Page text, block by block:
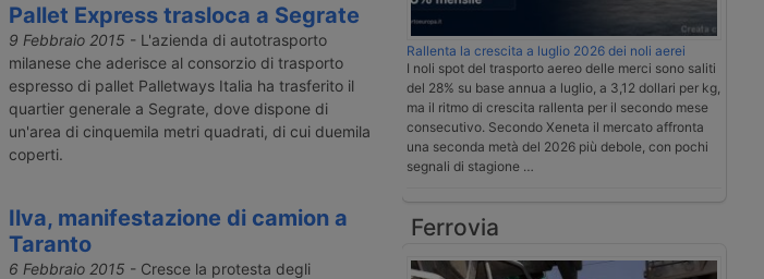
Pallet Express trasloca a Segrate
9 Febbraio 2015 - L'azienda di autotrasporto
milanese che aderisce al consorzio di trasporto
espresso di pallet Palletways Italia ha trasferito il
quartier generale a Segrate, dove dispone di
un'area di cinquemila metri quadrati, di cui duemila
coperti.
Ilva, manifestazione di camion a
Taranto
6 Febbraio 2015 - Cresce la protesta degli
Rallenta la crescita a luglio 2026 dei noli aerei
I noli spot del trasporto aereo delle merci sono saliti
del 28% su base annua a luglio, a 3,12 dollari per kg,
ma il ritmo di crescita rallenta per il secondo mese
consecutivo. Secondo Xeneta il mercato affronta
una seconda metà del 2026 più debole, con pochi
segnali di stagione …
Ferrovia